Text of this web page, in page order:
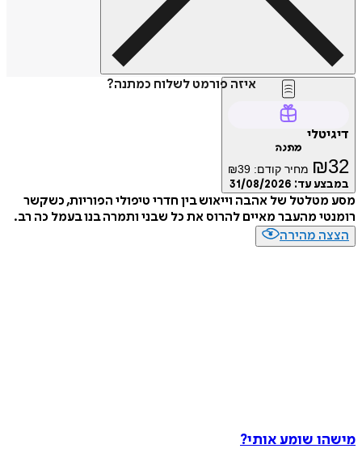
איזה פורמט לשלוח כמתנה?
דיגיטלי
מתנה
₪32 מחיר קודם: ₪39
במבצע עד: 31/08/2026
מסע מטלטל של אהבה וייאוש בין חדרי טיפולי הפוריות, כשקשר
רומנטי מהעבר מאיים להרוס את כל שבני ותמרה בנו בעמל כה רב.
הצצה מהירה
מישהו שומע אותי?